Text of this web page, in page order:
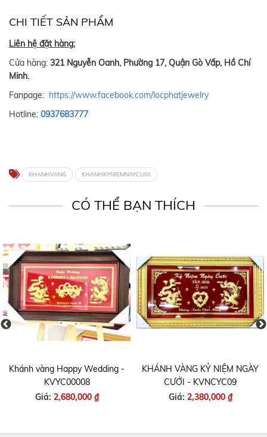
CHI TIẾT SẢN PHẨM
Liên hệ đặt hàng:
Cửa hàng: 321 Nguyễn Oanh, Phường 17, Quận Gò Vấp, Hồ Chí
Minh.
Fanpage: https://www.facebook.com/locphatjewelry
Hotline: 0937683777
KHANHVANG KHANHKYNIEMNAYCUOI
CÓ THỂ BẠN THÍCH
Khánh vàng Happy Wedding -
KVYC00008
Giá: 2,680,000 ₫
KHÁNH VÀNG KỶ NIỆM NGÀY
CƯỚI - KVNCYC09
Giá: 2,380,000 ₫